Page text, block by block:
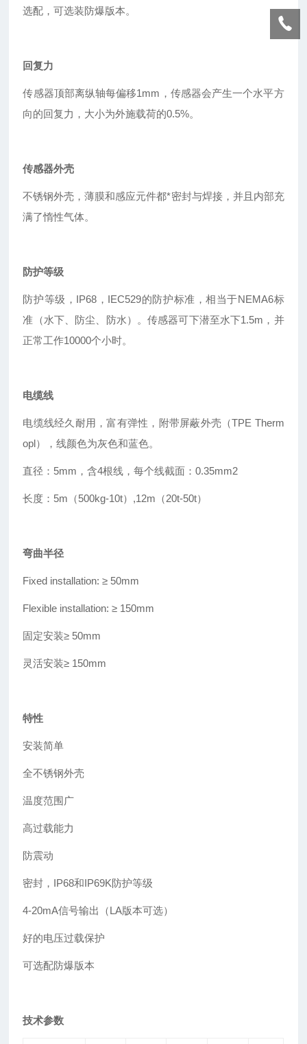
选配，可选装防爆版本。
回复力
传感器顶部离纵轴每偏移1mm，传感器会产生一个水平方
向的回复力，大小为外施载荷的0.5%。
传感器外壳
不锈钢外壳，薄膜和感应元件都*密封与焊接，并且内部充
满了惰性气体。
防护等级
防护等级，IP68，IEC529的防护标准，相当于NEMA6标
准（水下、防尘、防水）。传感器可下潜至水下1.5m，并
正常工作10000个小时。
电缆线
电缆线经久耐用，富有弹性，附带屏蔽外壳（TPE Therm
opl），线颜色为灰色和蓝色。
直径：5mm，含4根线，每个线截面：0.35mm2
长度：5m（500kg-10t） ,12m（20t-50t）
弯曲半径
Fixed installation: ≥ 50mm
Flexible installation: ≥ 150mm
固定安装≥ 50mm
灵活安装≥ 150mm
特性
安装简单
全不锈钢外壳
温度范围广
高过载能力
防震动
密封，IP68和IP69K防护等级
4-20mA信号输出（LA版本可选）
好的电压过载保护
可选配防爆版本
技术参数